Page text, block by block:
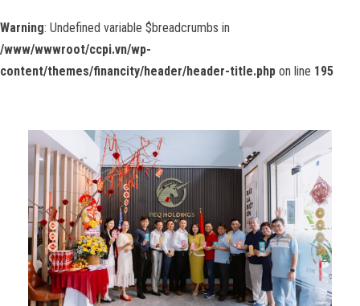
Warning: Undefined variable $breadcrumbs in
/www/wwwroot/ccpi.vn/wp-
content/themes/financity/header/header-title.php on line 195